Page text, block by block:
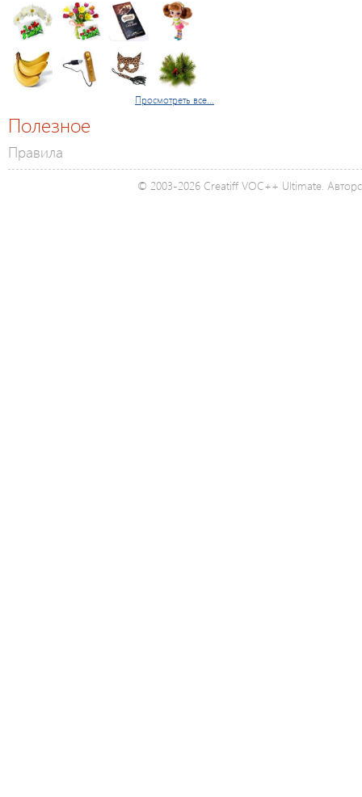
Просмотреть все...
Полезное
Правила
© 2003-2026 Creatiff VOC++ Ultimate.